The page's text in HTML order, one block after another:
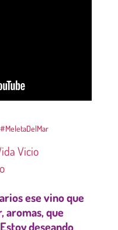
#MeletaDelMar
Vicio
ese vino que
aromas, que
deseando